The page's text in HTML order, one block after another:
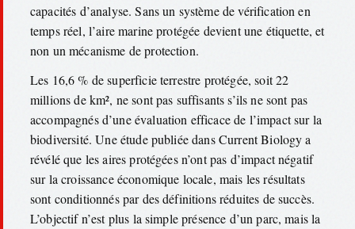
capacités d’analyse. Sans un système de vérification en
temps réel, l’aire marine protégée devient une étiquette, et
non un mécanisme de protection.
Les 16,6 % de superficie terrestre protégée, soit 22
millions de km², ne sont pas suffisants s’ils ne sont pas
accompagnés d’une évaluation efficace de l’impact sur la
biodiversité. Une étude publiée dans Current Biology a
révélé que les aires protégées n’ont pas d’impact négatif
sur la croissance économique locale, mais les résultats
sont conditionnés par des définitions réduites de succès.
L’objectif n’est plus la simple présence d’un parc, mais la